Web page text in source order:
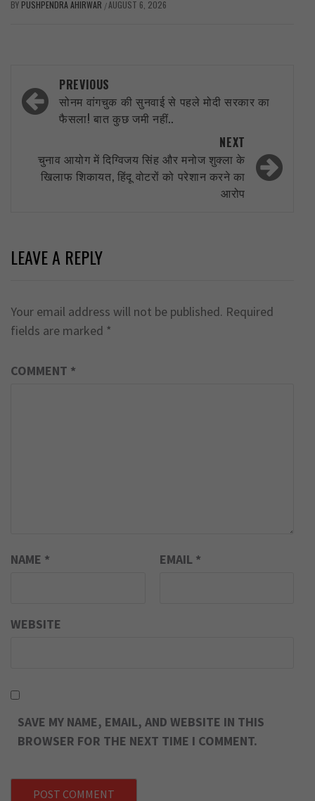
BY PUSHPENDRA AHIRWAR /AUGUST 6, 2026
Post
navigation
PREVIOUS
सोनम वांगचुक की सुनवाई से पहले मोदी सरकार का
फैसला! बात कुछ जमी नहीं..
NEXT
चुनाव आयोग में दिग्विजय सिंह और मनोज शुक्ला के
खिलाफ शिकायत, हिंदू वोटरों को परेशान करने का
आरोप
LEAVE A REPLY
Your email address will not be published. Required
fields are marked *
COMMENT *
NAME * EMAIL *
WEBSITE
SAVE MY NAME, EMAIL, AND WEBSITE IN THIS
BROWSER FOR THE NEXT TIME I COMMENT.